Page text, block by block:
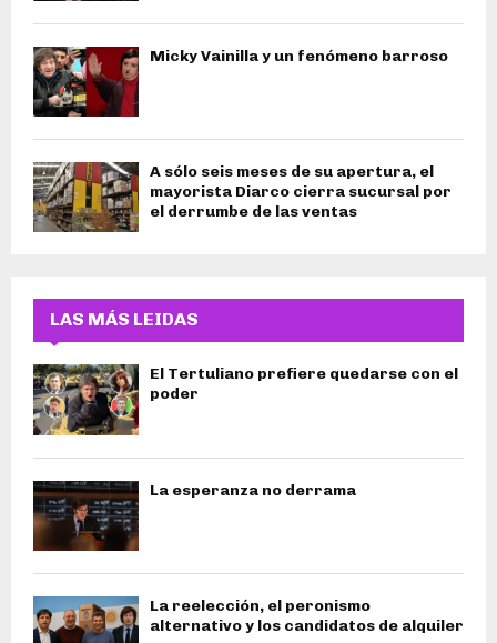
Micky Vainilla y un fenómeno barroso
A sólo seis meses de su apertura, el
mayorista Diarco cierra sucursal por
el derrumbe de las ventas
LAS MÁS LEIDAS
El Tertuliano prefiere quedarse con el
poder
La esperanza no derrama
La reelección, el peronismo
alternativo y los candidatos de alquiler